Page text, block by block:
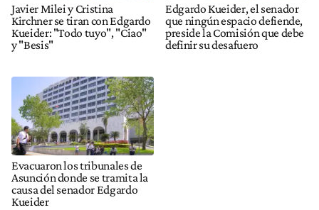
Javier Milei y Cristina
Kirchner se tiran con Edgardo
Kueider: "Todo tuyo", "Ciao"
y "Besis"
Edgardo Kueider, el senador
que ningún espacio defiende,
preside la Comisión que debe
definir su desafuero
Evacuaron los tribunales de
Asunción donde se tramita la
causa del senador Edgardo
Kueider